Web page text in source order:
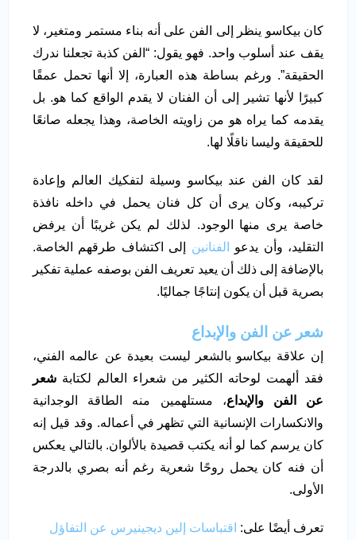
كان بيكاسو ينظر إلى الفن على أنه بناء مستمر ومتغير، لا
يقف عند أسلوب واحد. فهو يقول: “الفن كذبة تجعلنا ندرك
الحقيقة”. ورغم بساطة هذه العبارة، إلا أنها تحمل عمقًا
كبيرًا لأنها تشير إلى أن الفنان لا يقدم الواقع كما هو. بل
يقدمه كما يراه هو من زاويته الخاصة، وهذا يجعله صانعًا
للحقيقة وليسا ناقلًا لها.
لقد كان الفن عند بيكاسو وسيلة لتفكيك العالم وإعادة
تركيبه، وكان يرى أن كل فنان يحمل في داخله نافذة
خاصة يرى منها الوجود. لذلك لم يكن غريبًا أن يرفض
التقليد، وأن يدعو
الفنانين إلى اكتشاف طرقهم الخاصة.
بالإضافة إلى ذلك أن يعيد تعريف الفن بوصفه عملية تفكير
بصرية قبل أن يكون إنتاجًا جماليًا.
شعر عن الفن والإبداع
إن علاقة بيكاسو بالشعر ليست بعيدة عن عالمه الفني،
فقد ألهمت لوحاته الكثير من شعراء العالم لكتابة شعر
عن الفن والإبداع، مستلهمين منه الطاقة الوجدانية
والانكسارات الإنسانية التي تظهر في أعماله. وقد قيل إنه
كان يرسم كما لو أنه يكتب قصيدة بالألوان. بالتالي يعكس
أن فنه كان يحمل روحًا شعرية رغم أنه بصري بالدرجة
الأولى.
تعرف أيضًا على: اقتباسات إلين ديجينيرس عن التفاؤل